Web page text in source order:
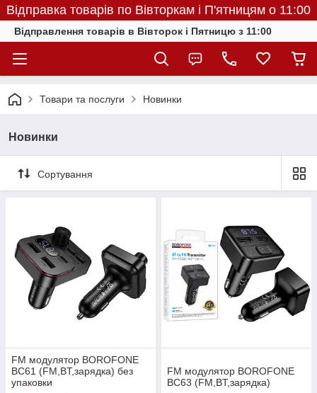
Відправка товарів по Вівторкам і П'ятницям о 11:00
Відправлення товарів в Вівторок і Пятницю з 11:00
Товари та послуги Новинки
Новинки
Сортування
FM модулятор BOROFONE
BC61 (FM,BT,зарядка) без
упаковки
FM модулятор BOROFONE
BC63 (FM,BT,зарядка)